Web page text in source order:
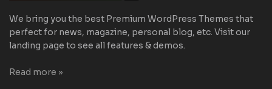
We bring you the best Premium WordPress Themes that
perfect for news, magazine, personal blog, etc. Visit our
landing page to see all features & demos.
Read more »